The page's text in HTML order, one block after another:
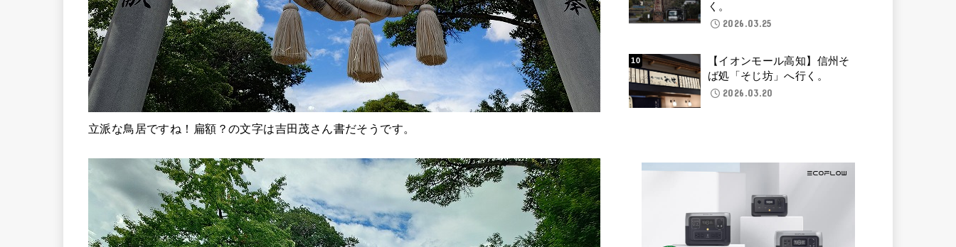
立派な鳥居ですね！扁額？の文字は吉田茂さん書だそうです。
く。
2026.03.25
【イオンモール高知】信州そ
ば処「そじ坊」へ行く。
2026.03.20